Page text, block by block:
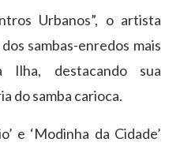
Urbanos”, o artista
sambas-enredos mais
Ilha, destacando sua
do samba carioca.
e ‘Modinha da Cidade’